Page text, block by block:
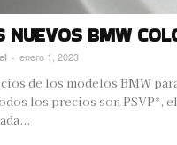
NUEVOS BMW
- enero 1, 2023
de los modelos BMW
los precios son PSVP*,